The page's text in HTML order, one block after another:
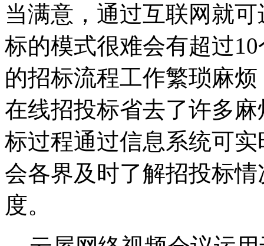
当满意，通过互联网就
标的模式很难会有超过
的招标流程工作繁琐麻
在线招投标省去了许多
标过程通过信息系统可
会各界及时了解招投标
度。